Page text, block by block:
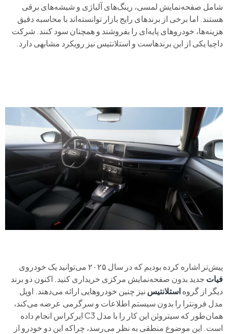
شامل صفحه‌نمایش لمسی، رینگ‌های آلیاژی و شیشه‌های برقی
هستند. اما برخی از برندهای رایج بازار توانسته‌اند با محاسبه دقیق
هزینه‌ها، خودروهای پایه‌ای را بفروشند و همچنان سود کنند. شرکت
داچیا یکی از این برندهاست و استلانتیس نیز رویکرد مشابهی دارد.
پیش‌تر اشاره کرده بودیم که در سال ۲۰۲۵ می‌توانید یک خودروی
فیات جدید بدون صفحه‌نمایش مرکزی خریداری کنید. اکنون دو برند
دیگر از گروهاستلانتیس نیز چنین خودروهایی ارائه می‌دهند. اوپل
مدل فرونترا را بدون سیستم اطلاعات و سرگرمی عرضه می‌کند،
همان‌طور که سیتروئن این کار را با مدل C3 ایرکراس انجام داده
است. این موضوع منطقی به نظر می‌رسد، چراکه این دو خودرو از